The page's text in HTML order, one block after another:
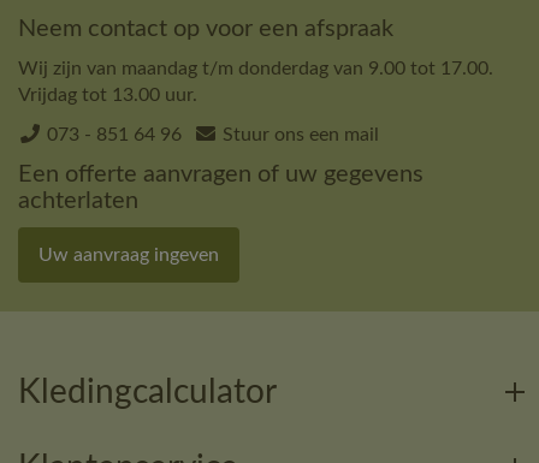
Neem contact op voor een afspraak
Wij zijn van maandag t/m donderdag van 9.00 tot 17.00.
Vrijdag tot 13.00 uur.
073 - 851 64 96 Stuur ons een mail
Een offerte aanvragen of uw gegevens
achterlaten
Uw aanvraag ingeven
Kledingcalculator